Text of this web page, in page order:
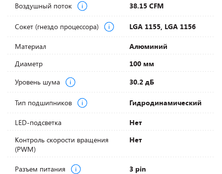
Воздушный поток 38.15 CFM
Сокет (гнездо процессора) LGA 1155, LGA 1156
Материал
Алюминий
Диаметр
100 мм
Уровень шума
30.2 дБ
Тип подшипников Гидродинамический
LED-подсветка
Нет
Контроль скорости вращения
(PWM)
Нет
Разъем питания 3 pin